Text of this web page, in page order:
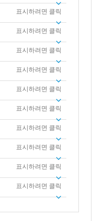
표시하려면 클릭
표시하려면 클릭
표시하려면 클릭
표시하려면 클릭
표시하려면 클릭
표시하려면 클릭
표시하려면 클릭
표시하려면 클릭
표시하려면 클릭
표시하려면 클릭